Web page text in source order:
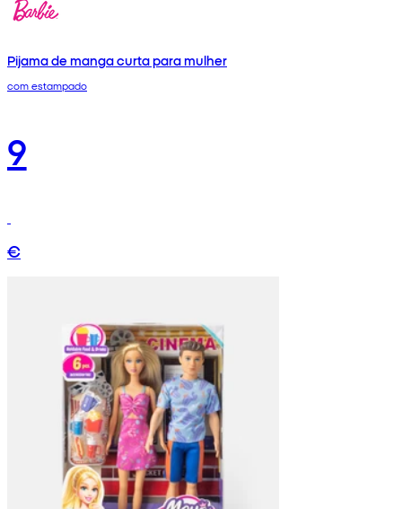
Pijama de manga curta para mulher
com estampado
9
€